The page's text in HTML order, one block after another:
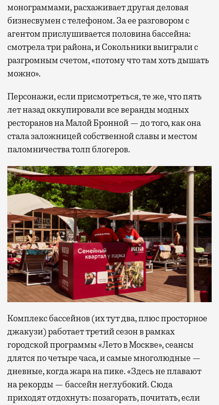
монограммами, расхаживает другая деловая
бизнесвумен с телефоном. За ее разговором с
агентом прислушивается половина бассейна:
смотрела три района, и Сокольники выиграли с
разгромным счетом, «потому что там хоть дышать
можно».
Персонажи, если присмотреться, те же, что пять
лет назад оккупировали все веранды модных
ресторанов на Малой Бронной — до того, как она
стала заложницей собственной славы и местом
паломничества толп блогеров.
Комплекс бассейнов (их тут два, плюс просторное
джакузи) работает третий сезон в рамках
городской программы «Лето в Москве», сеансы
длятся по четыре часа, и самые многолюдные —
дневные, когда жара на пике. «Здесь не плавают
на рекорды — бассейн неглубокий. Сюда
приходят отдохнуть: позагорать, почитать, если